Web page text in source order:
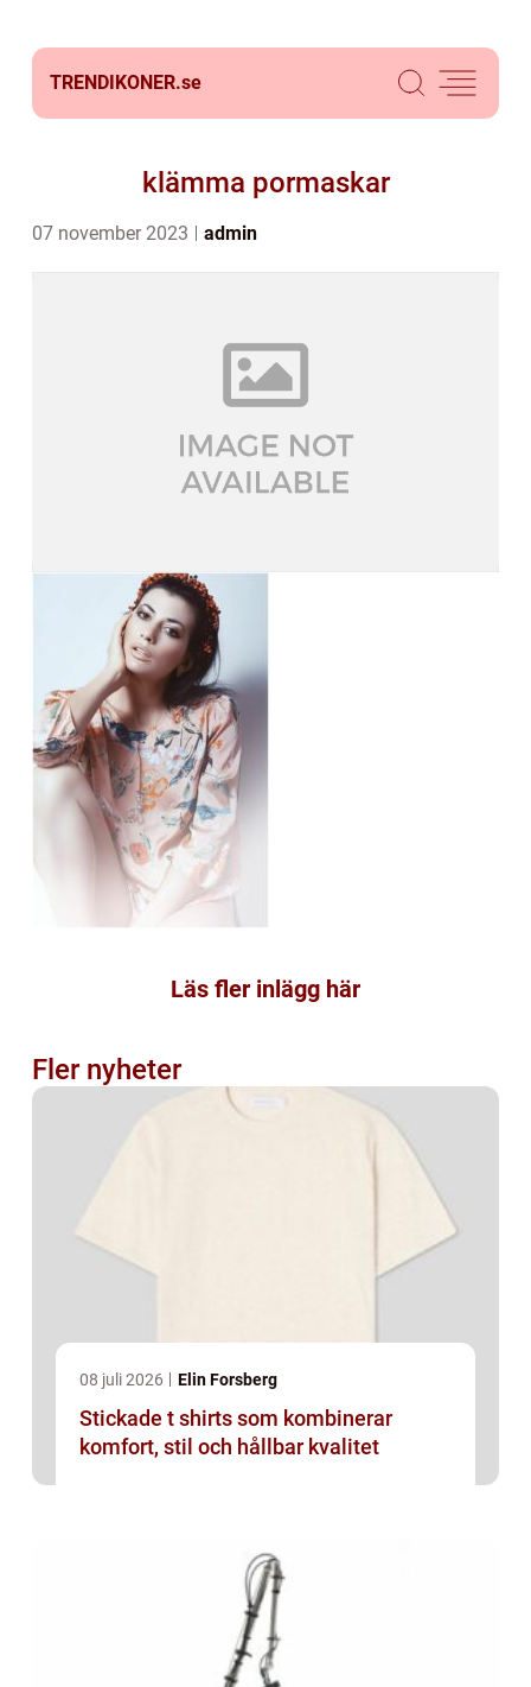
TRENDIKONER.se
klämma pormaskar
07 november 2023 admin
Läs fler inlägg här
Fler nyheter
08 juli 2026 Elin Forsberg
Stickade t shirts som kombinerar
komfort, stil och hållbar kvalitet